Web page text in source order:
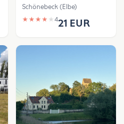
Schönebeck (Elbe)
★ ★ ★ ★ ★ 421 EUR